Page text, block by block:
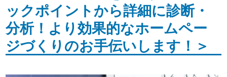
ックポイントから詳細に診断・
分析！より効果的なホームペー
ジづくりのお手伝いします！＞